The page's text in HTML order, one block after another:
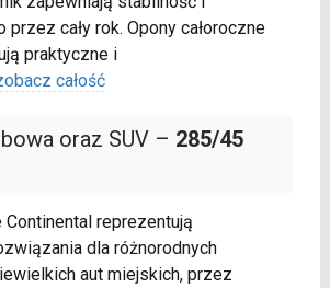
cały rok. Opony całoroczne
praktyczne i
całość
oraz SUV – 285/45
reprezentują
dla różnorodnych
aut miejskich, przez